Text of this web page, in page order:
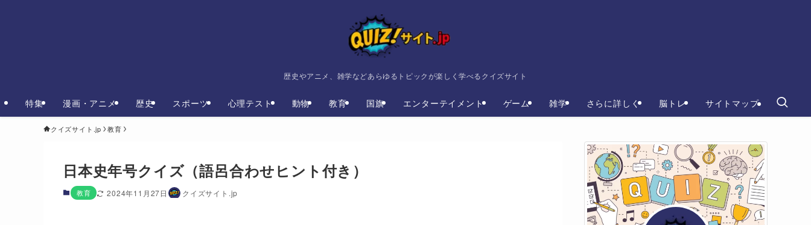
歴史やアニメ、雑学などあらゆるトピックが楽しく学べるクイズサイト
特集 漫画・アニメ 歴史 スポーツ 心理テスト 動物 教育 国旗 エンターテイメント ゲーム 雑学 さらに詳しく 脳トレ サイトマップ
クイズサイト.jp 教育
日本史年号クイズ（語呂合わせヒント付き）
教育 2024年11月27日 クイズサイト.jp